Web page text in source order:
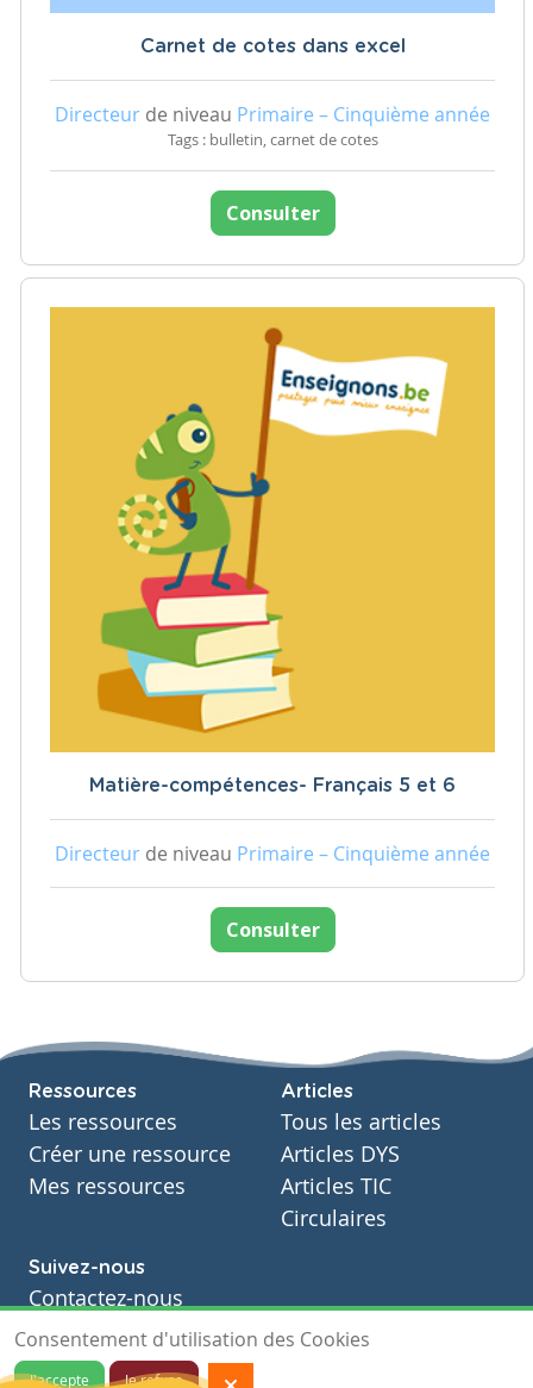
Carnet de cotes dans excel
Directeur de niveau Primaire – Cinquième année
Tags : bulletin, carnet de cotes
Consulter
Matière-compétences- Français 5 et 6
Directeur de niveau Primaire – Cinquième année
Consulter
Ressources
Les ressources
Créer une ressource
Mes ressources
Articles
Tous les articles
Articles DYS
Articles TIC
Circulaires
Suivez-nous
Contactez-nous
Soutien scolaire
Notre page Facebook
Consentement d'utilisation des Cookies
J'accepte Je refuse